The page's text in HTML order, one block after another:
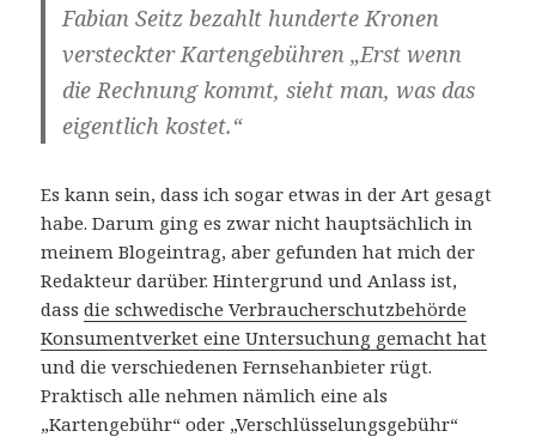
Fabian Seitz bezahlt hunderte Kronen
versteckter Kartengebühren „Erst wenn
die Rechnung kommt, sieht man, was das
eigentlich kostet.“
Es kann sein, dass ich sogar etwas in der Art gesagt
habe. Darum ging es zwar nicht hauptsächlich in
meinem Blogeintrag, aber gefunden hat mich der
Redakteur darüber. Hintergrund und Anlass ist,
dassdie schwedische Verbraucherschutzbehörde
Konsumentverket eine Untersuchung gemacht hat
und die verschiedenen Fernsehanbieter rügt.
Praktisch alle nehmen nämlich eine als
„Kartengebühr“ oder „Verschlüsselungsgebühr“